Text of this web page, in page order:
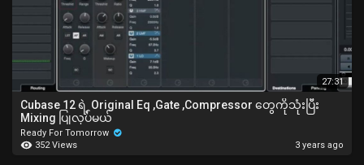
27:31
Cubase 12 ရဲ့ Original Eq ,Gate ,Compressor တွေကိုသုံးပြီး
Mixing ပြုလုပ်မယ်
Ready For Tomorrow
352 Views
3 years ago